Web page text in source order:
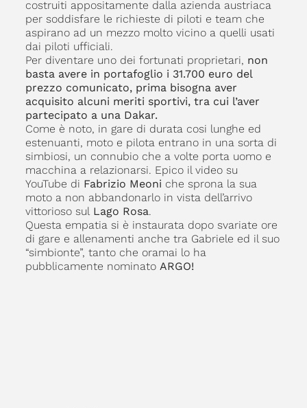
costruiti appositamente dalla azienda austriaca
per soddisfare le richieste di piloti e team che
aspirano ad un mezzo molto vicino a quelli usati
dai piloti ufficiali.
Per diventare uno dei fortunati proprietari, non
basta avere in portafoglio i 31.700 euro del
prezzo comunicato, prima bisogna aver
acquisito alcuni meriti sportivi, tra cui l’aver
partecipato a una Dakar.
Come è noto, in gare di durata cosi lunghe ed
estenuanti, moto e pilota entrano in una sorta di
simbiosi, un connubio che a volte porta uomo e
macchina a relazionarsi. Epico il video su
YouTube di Fabrizio Meoni che sprona la sua
moto a non abbandonarlo in vista dell’arrivo
vittorioso sul Lago Rosa.
Questa empatia si è instaurata dopo svariate ore
di gare e allenamenti anche tra Gabriele ed il suo
“simbionte”, tanto che oramai lo ha
pubblicamente nominato ARGO!